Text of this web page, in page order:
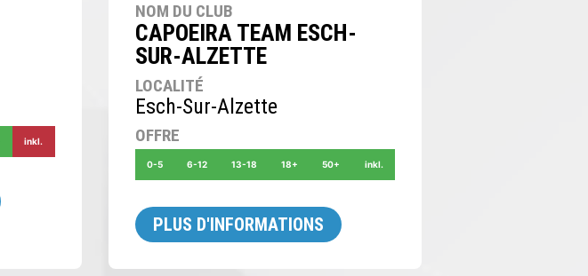
inkl.
NOM DU CLUB
CAPOEIRA TEAM ESCH-
SUR-ALZETTE
LOCALITÉ
Esch-Sur-Alzette
OFFRE
0-5 6-12 13-18 18+ 50+ inkl.
PLUS D'INFORMATIONS